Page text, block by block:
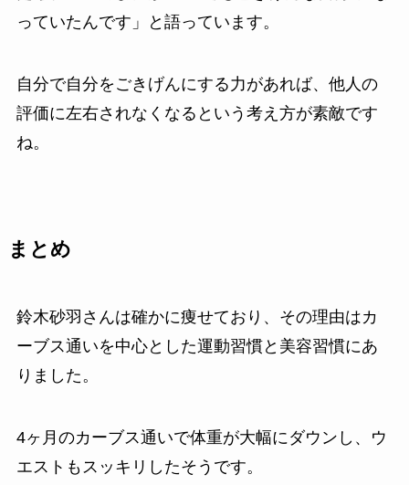
っていたんです」と語っています。
自分で自分をごきげんにする力があれば、他人の
評価に左右されなくなるという考え方が素敵です
ね。
まとめ
鈴木砂羽さんは確かに痩せており、その理由はカ
ーブス通いを中心とした運動習慣と美容習慣にあ
りました。
4ヶ月のカーブス通いで体重が大幅にダウンし、ウ
エストもスッキリしたそうです。